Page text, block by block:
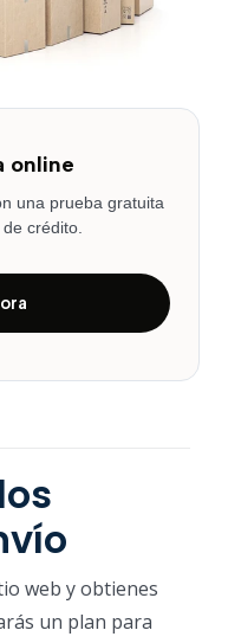
online
una prueba gratuita
crédito.
web y obtienes
un plan para